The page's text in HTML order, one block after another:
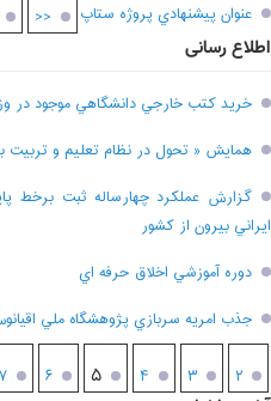
عنوان پيشنهادي پروژه ستاپ
<<
اطلاع رسانی
خريد کتب خارجي دانشگاهي موجود در
همايش « تحول در نظام تعليم و تربيت
گزارش عملکرد چهارساله ثبت برخط
ايراني بيرون از کشور
دوره آموزشي اخلاق حرفه اي
جذب امريه سربازي پژوهشگاه ملي
۲ ۳ ۴ ۵ ۶ ۷